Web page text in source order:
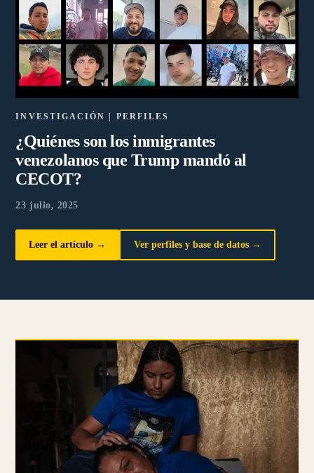
INVESTIGACIÓN | PERFILES
¿Quiénes son los inmigrantes
venezolanos que Trump mandó al
CECOT?
23 julio, 2025
Leer el artículo → Ver perfiles y base de datos →